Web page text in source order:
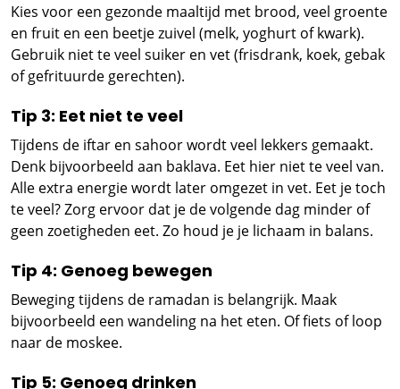
Kies voor een gezonde maaltijd met brood, veel groente
en fruit en een beetje zuivel (melk, yoghurt of kwark).
Gebruik niet te veel suiker en vet (frisdrank, koek, gebak
of gefrituurde gerechten).
Tip 3: Eet niet te veel
Tijdens de iftar en sahoor wordt veel lekkers gemaakt.
Denk bijvoorbeeld aan baklava. Eet hier niet te veel van.
Alle extra energie wordt later omgezet in vet. Eet je toch
te veel? Zorg ervoor dat je de volgende dag minder of
geen zoetigheden eet. Zo houd je je lichaam in balans.
Tip 4: Genoeg bewegen
Beweging tijdens de ramadan is belangrijk. Maak
bijvoorbeeld een wandeling na het eten. Of fiets of loop
naar de moskee.
Tip 5: Genoeg drinken